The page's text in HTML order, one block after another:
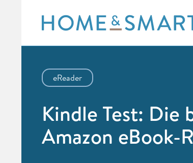
content
eReader
Kindle Test: Die
Amazon eBook-